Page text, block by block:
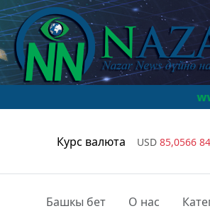
Курс валюта USD 85,0566
Башкы бет О нас